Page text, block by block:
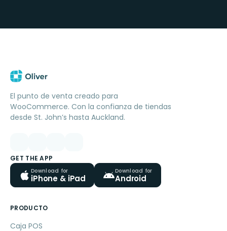
El punto de venta creado para
WooCommerce. Con la confianza de tiendas
desde St. John’s hasta Auckland.
GET THE APP
Download for
iPhone & iPad
Download for
Android
PRODUCTO
Caja POS